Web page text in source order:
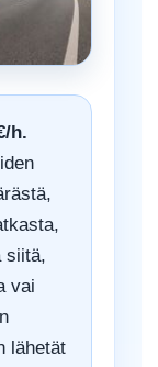
h.
siitä,
vai
lähetät